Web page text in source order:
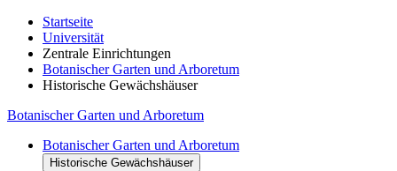
Startseite
Universität
Zentrale Einrichtungen
Botanischer Garten und Arboretum
Historische Gewächshäuser
Botanischer Garten und Arboretum
Botanischer Garten und Arboretum
Historische Gewächshäuser